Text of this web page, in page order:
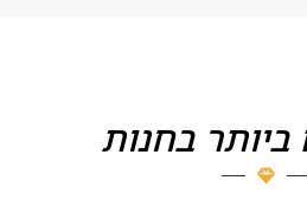
בחנות